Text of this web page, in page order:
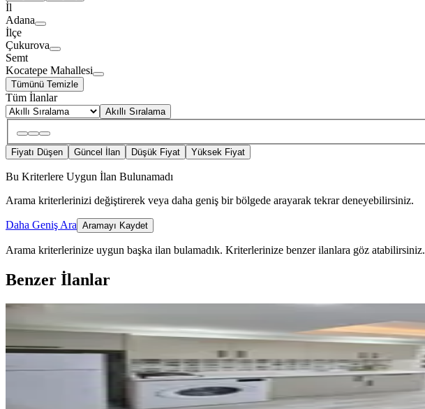
İl
Adana
İlçe
Çukurova
Semt
Kocatepe Mahallesi
Tümünü Temizle
Tüm İlanlar
Akıllı Sıralama
Fiyatı Düşen Güncel İlan Düşük Fiyat Yüksek Fiyat
Bu Kriterlere Uygun İlan Bulunamadı
Arama kriterlerinizi değiştirerek veya daha geniş bir bölgede arayarak tekrar deneyebilirsiniz.
Daha Geniş Ara Aramayı Kaydet
Arama kriterlerinize uygun başka ilan bulamadık. Kriterlerinize benzer ilanlara göz atabilirsiniz.
Benzer İlanlar
ÖNE ÇIKAN
Üniversiteye Tek Dolmuş 1+1 Kaçmaz Daire✅️
Çukurova, Güzelyalı Mahallesi
1+1·65 m²·3. Kat·03.08.2026
18.000 ₺